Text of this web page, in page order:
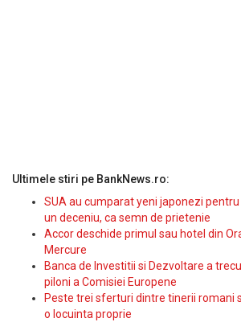
Ultimele stiri pe BankNews.ro:
SUA au cumparat yeni japonezi
un deceniu, ca semn de prietenie
Accor deschide primul sau hotel din
Mercure
Banca de Investitii si Dezvoltare a
piloni a Comisiei Europene
Peste trei sferturi dintre tinerii romani
o locuinta proprie